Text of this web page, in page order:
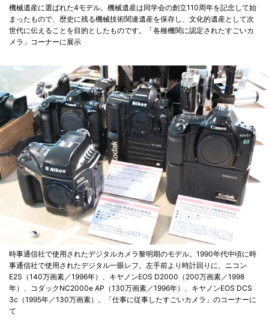
機械遺産に選ばれた4モデル。機械遺産は同学会の創立110周年を記念して始
まったもので、歴史に残る機械技術関連遺産を保存し、文化的遺産として次
世代に伝えることを目的としたものです。「各種機関に認定されたすごいカ
メラ」コーナーに展示
時事通信社で使用されたデジタルカメラ黎明期のモデル。1990年代中頃に時
事通信社で使用されたデジタル一眼レフ。左手前より時計回りに、ニコン
E2S（140万画素／1996年）、キヤノンEOS D2000（200万画素／1998
年）、コダックNC2000e AP（130万画素／1996年）、キヤノンEOS DCS
3c（1995年／130万画素）。「仕事に従事したすごいカメラ」のコーナーに
て